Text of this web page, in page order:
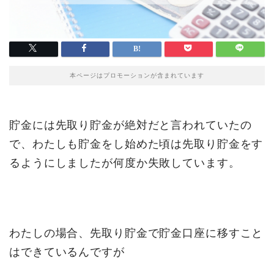
本ページはプロモーションが含まれています
貯金には先取り貯金が絶対だと言われていたの
で、わたしも貯金をし始めた頃は先取り貯金をす
るようにしましたが何度か失敗しています。
わたしの場合、先取り貯金で貯金口座に移すこと
はできているんですが